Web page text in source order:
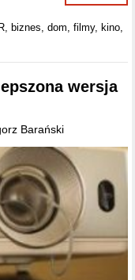
biznes ,dom ,filmy, kino
wersja
Barański